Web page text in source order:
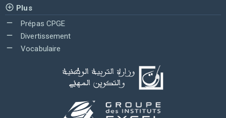
Plus
Prépas CPGE
Divertissement
Vocabulaire